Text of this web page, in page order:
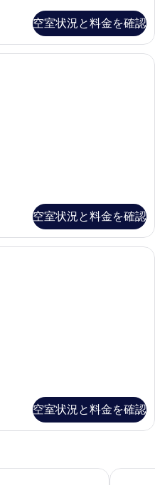
空室状況と料金を確認
タタミ ツインルーム 禁煙 | 羽毛の掛
空室状況と料金を確認
ハリウッドツイン 禁煙 | 羽毛の掛け
空室状況と料金を確認
ホテル